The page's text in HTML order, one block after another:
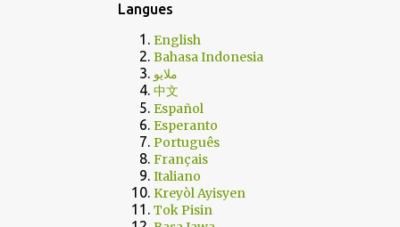
Langues
English
Bahasa Indonesia
ملايو
中文
Español
Esperanto
Português
Français
Italiano
Kreyòl Ayisyen
Tok Pisin